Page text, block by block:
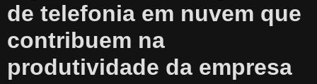
de telefonia em nuvem que
contribuem na
produtividade da empresa